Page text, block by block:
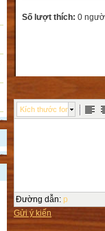
Số lượt thích: 0
Kích thước font
Đường dẫn: p
Gửi ý kiến